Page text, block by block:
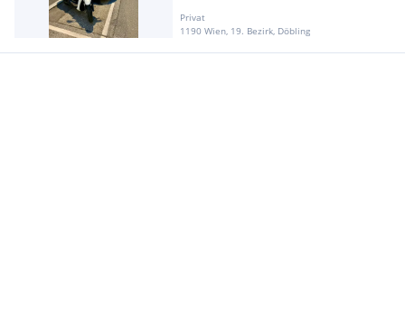
Privat
1190 Wien, 19. Bezirk, Döbling